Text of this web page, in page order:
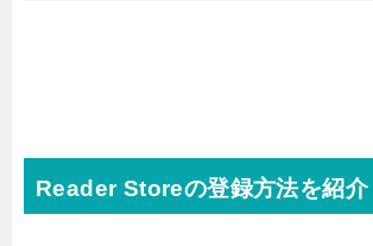
Reader Storeの登録方法を紹介